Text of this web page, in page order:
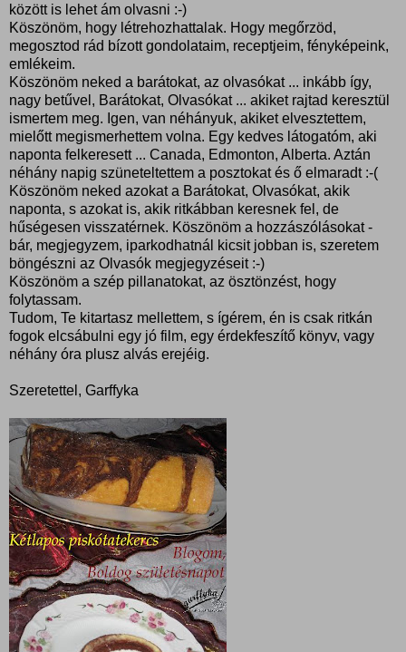
között is lehet ám olvasni :-)
Köszönöm, hogy létrehozhattalak. Hogy megőrzöd,
megosztod rád bízott gondolataim, receptjeim, fényképeink,
emlékeim.
Köszönöm neked a barátokat, az olvasókat ... inkább így,
nagy betűvel, Barátokat, Olvasókat ... akiket rajtad keresztül
ismertem meg. Igen, van néhányuk, akiket elvesztettem,
mielőtt megismerhettem volna. Egy kedves látogatóm, aki
naponta felkeresett ... Canada, Edmonton, Alberta. Aztán
néhány napig szüneteltettem a posztokat és ő elmaradt :-(
Köszönöm neked azokat a Barátokat, Olvasókat, akik
naponta, s azokat is, akik ritkábban keresnek fel, de
hűségesen visszatérnek. Köszönöm a hozzászólásokat -
bár, megjegyzem, iparkodhatnál kicsit jobban is, szeretem
böngészni az Olvasók megjegyzéseit :-)
Köszönöm a szép pillanatokat, az ösztönzést, hogy
folytassam.
Tudom, Te kitartasz mellettem, s ígérem, én is csak ritkán
fogok elcsábulni egy jó film, egy érdekfeszítő könyv, vagy
néhány óra plusz alvás erejéig.
Szeretettel, Garffyka